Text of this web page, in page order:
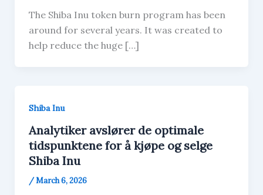
The Shiba Inu token burn program has been
around for several years. It was created to
help reduce the huge […]
Shiba Inu
Analytiker avslører de optimale
tidspunktene for å kjøpe og selge
Shiba Inu
/March 6, 2026